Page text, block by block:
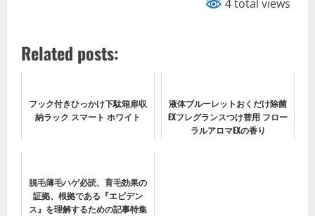
4 total views
Related posts:
フック付きひっかけ下駄箱扉収
納ラック スマート ホワイト
液体ブルーレットおくだけ除菌
EXフレグランスつけ替用 フロー
ラルアロマEXの香り
脱毛薄毛ハゲ必読、育毛効果の
証拠、根拠である『エビデン
ス』を理解するための記事特集